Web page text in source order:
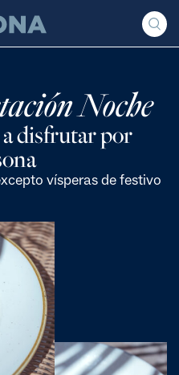
Noche
disfrutar por
vísperas de festivo